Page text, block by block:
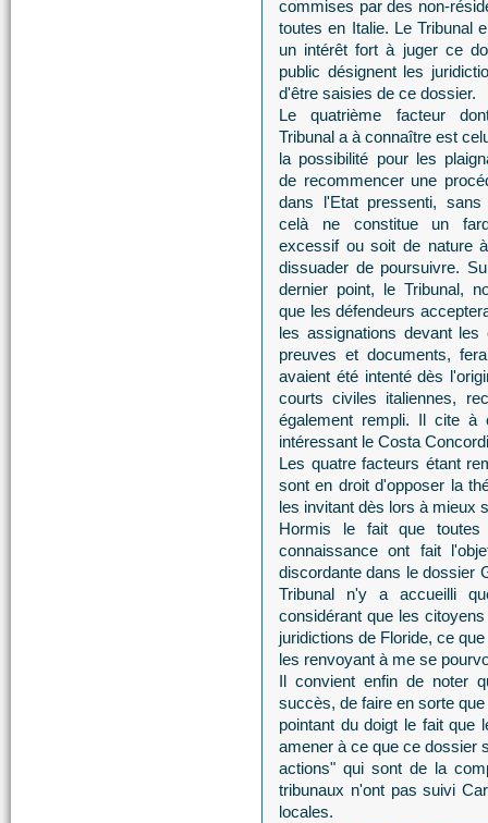
commises par des non-
toutes en Italie. Le Tribunal
un intérêt fort à juger ce
public désignent les
d'être saisies de ce dossier.
Le quatrième facteur
Tribunal a à connaître est
la possibilité pour les
de recommencer une
dans l'Etat pressenti, sans
celà ne constitue un
excessif ou soit de nature
dissuader de poursuivre.
dernier point, le Tribunal,
que les défendeurs
les assignations devant
preuves et documents,
avaient été intenté dès
courts civiles italiennes,
également rempli. Il cite à
intéressant le Costa
Les quatre facteurs étant
sont en droit d'opposer la
les invitant dès lors à mieux
Hormis le fait que
connaissance ont fait
discordante dans le dossier
Tribunal n'y a accueilli
considérant que les
juridictions de Floride, ce
les renvoyant à me se
Il convient enfin de noter
succès, de faire en sorte
pointant du doigt le fait que
amener à ce que ce dossier
actions" qui sont de la
tribunaux n'ont pas suivi
locales.